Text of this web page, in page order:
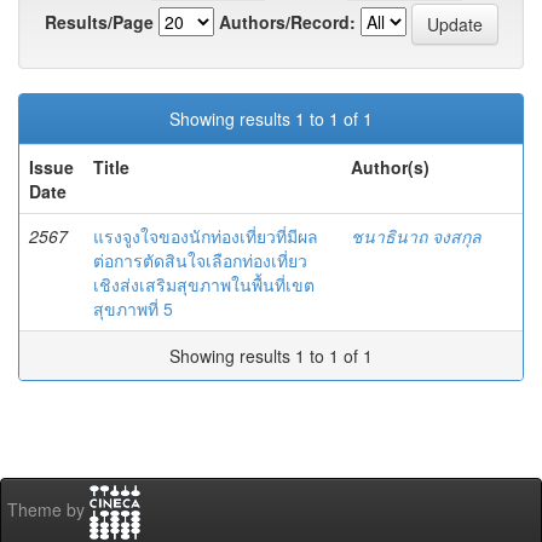
Results/Page
Authors/Record:
Showing results 1 to 1 of 1
Issue
Date
Title Author(s)
2567
แรงจูงใจของนักท่องเที่ยวที่มีผล
ต่อการตัดสินใจเลือกท่องเที่ยว
เชิงส่งเสริมสุขภาพในพื้นที่เขต
สุขภาพที่ 5
ชนาธินาถ จงสกุล
Showing results 1 to 1 of 1
Theme by